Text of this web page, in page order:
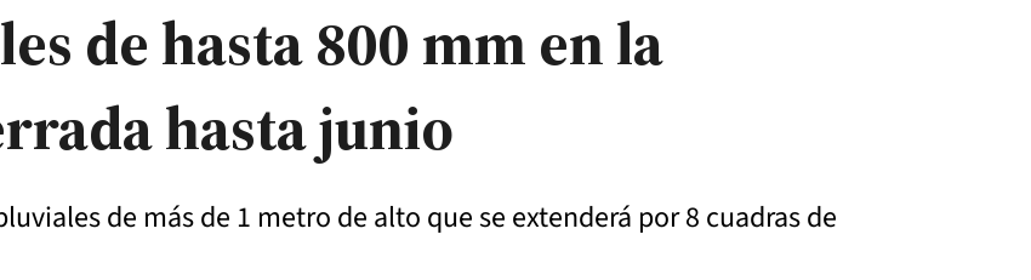
de hasta 800 mm en la
hasta junio
de más de 1 metro de alto que se extenderá por 8 cuadras de